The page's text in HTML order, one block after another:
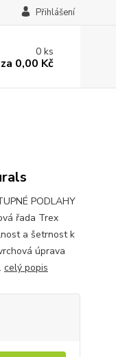
Přihlášení
0ks
za 0,00 Kč
PODLAHY
řada Trex
a šetrnost k
úprava
celý popis